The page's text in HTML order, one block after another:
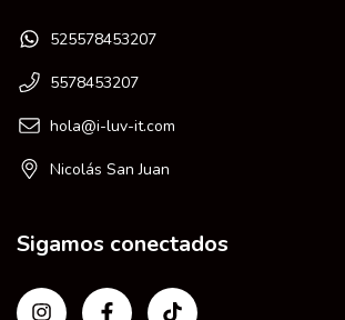
525578453207
5578453207
hola@i-luv-it.com
Nicolás San Juan
Sigamos conectados